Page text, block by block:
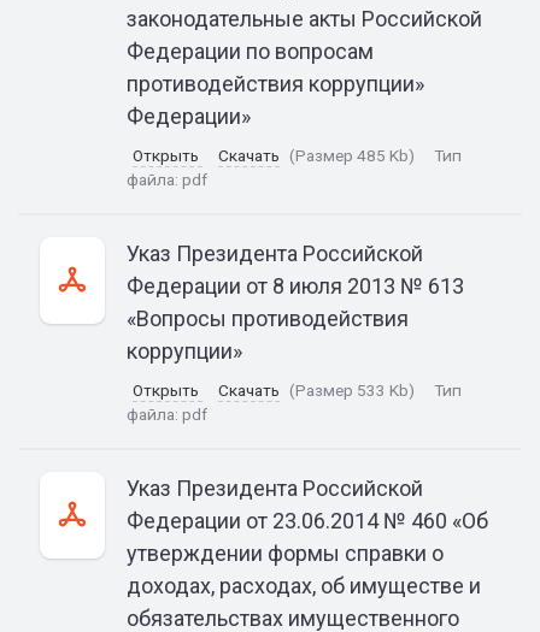
законодательные акты Российской
Федерации по вопросам
противодействия коррупции»
Федерации»
Открыть Скачать (Размер 485 Kb)
Тип
файла: pdf
Указ Президента Российской
Федерации от 8 июля 2013 № 613
«Вопросы противодействия
коррупции»
Открыть Скачать (Размер 533 Kb)
Тип
файла: pdf
Указ Президента Российской
Федерации от 23.06.2014 № 460 «Об
утверждении формы справки о
доходах, расходах, об имуществе и
обязательствах имущественного